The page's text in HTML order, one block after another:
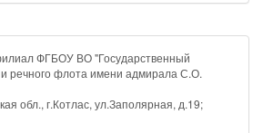
ФГБОУ ВО "Государственный
и речного флота имени адмирала С.О.
обл., г.Котлас, ул.Заполярная, д.19;